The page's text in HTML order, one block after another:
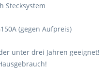
Stecksystem
(gegen Aufpreis)
unter drei Jahren geeignet!